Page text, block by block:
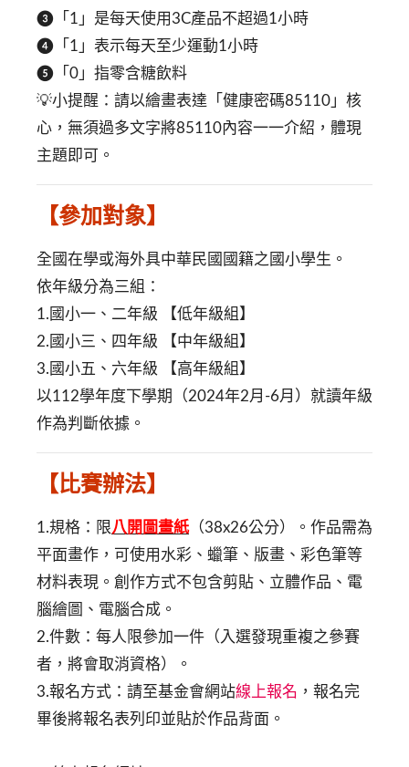
❸「1」是每天使用3C產品不超過1小時
❹「1」表示每天至少運動1小時
❺「0」指零含糖飲料
💡小提醒：請以繪畫表達「健康密碼85110」核
心，無須過多文字將85110內容一一介紹，體現
主題即可。
【參加對象】
全國在學或海外具中華民國國籍之國小學生。
依年級分為三組：
1.國小一、二年級 【低年級組】
2.國小三、四年級 【中年級組】
3.國小五、六年級 【高年級組】
以112學年度下學期（2024年2月-6月）就讀年級
作為判斷依據。
【比賽辦法】
1.規格：限八開圖畫紙（38x26公分）。作品需為
平面畫作，可使用水彩、蠟筆、版畫、彩色筆等
材料表現。創作方式不包含剪貼、立體作品、電
腦繪圖、電腦合成。
2.件數：每人限參加一件（入選發現重複之參賽
者，將會取消資格）。
3.報名方式：請至基金會網站線上報名 ，報名完
畢後將報名表列印並貼於作品背面。